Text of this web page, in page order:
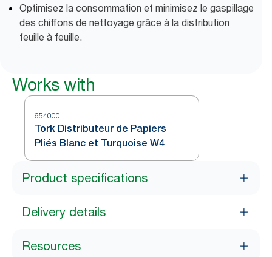
Optimisez la consommation et minimisez le gaspillage
des chiffons de nettoyage grâce à la distribution
feuille à feuille.
Works with
654000
Tork Distributeur de Papiers
Pliés Blanc et Turquoise W4
Product specifications
Delivery details
Resources